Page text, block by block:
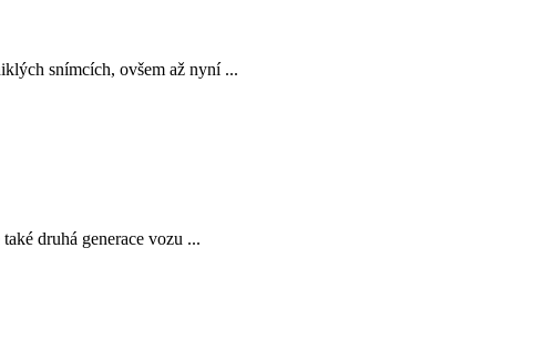
snímcích, ovšem až nyní ...
druhá generace vozu ...